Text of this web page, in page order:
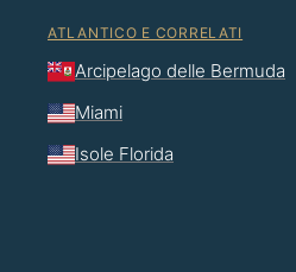
ATLANTICO E CORRELATI
Arcipelago delle Bermuda
Miami
Isole Florida